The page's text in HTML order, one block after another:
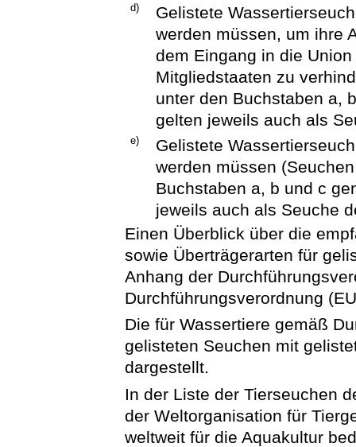
d)
Gelistete
werden müssen, um ihre
dem Eingang in die
Mitgliedstaaten zu
unter den Buchstaben a,
gelten jeweils auch als
e)
Gelistete
werden müssen
Buchstaben a, b und c
jeweils auch als Seuche
Einen Überblick über die
sowie Überträgerarten für
Anhang der
Durchführungsverordnung
Die für Wassertiere gemäß
gelisteten Seuchen mit
dargestellt.
In der Liste der Tierseuchen
der Weltorganisation für
weltweit für die Aquakultur